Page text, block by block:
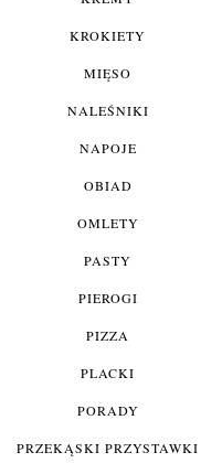
KROKIETY
MIĘSO
NALEŚNIKI
NAPOJE
OBIAD
OMLETY
PASTY
PIEROGI
PIZZA
PLACKI
PORADY
PRZEKĄSKI PRZYSTAWKI